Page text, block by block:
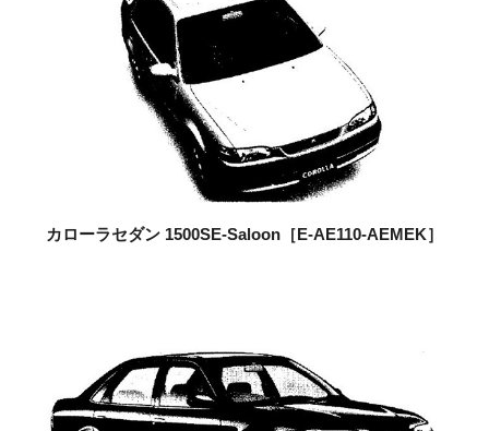
カローラセダン 1500SE-Saloon ［E-AE110-AEMEK］